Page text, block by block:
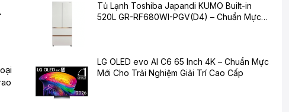
Tủ Lạnh Toshiba Japandi KUMO Built-in
520L GR-RF680WI-PGV(D4) – Chuẩn Mực
LG OLED evo AI C6 65 Inch 4K – Chuẩn Mực
Mới Cho Trải Nghiệm Giải Trí Cao Cấp